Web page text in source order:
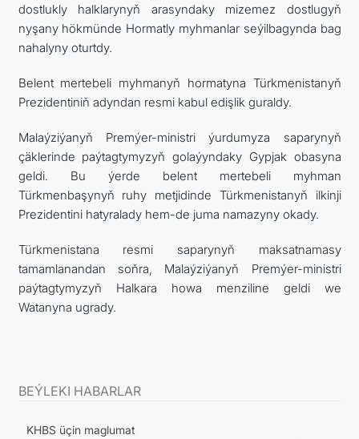
dostlukly halklarynyň arasyndaky mizemez dostlugyň
nyşany hökmünde Hormatly myhmanlar seýilbagynda bag
nahalyny oturtdy.
Belent mertebeli myhmanyň hormatyna Türkmenistanyň
Prezidentiniň adyndan resmi kabul edişlik guraldy.
Malaýziýanyň Premýer-ministri ýurdumyza saparynyň
çäklerinde paýtagtymyzyň golaýyndaky Gypjak obasyna
geldi. Bu ýerde belent mertebeli myhman
Türkmenbaşynyň ruhy metjidinde Türkmenistanyň ilkinji
Prezidentini hatyralady hem-de juma namazyny okady.
Türkmenistana resmi saparynyň maksatnamasy
tamamlanandan soňra, Malaýziýanyň Premýer-ministri
paýtagtymyzyň Halkara howa menziline geldi we
Watanyna ugrady.
BEÝLEKI HABARLAR
KHBS üçin maglumat